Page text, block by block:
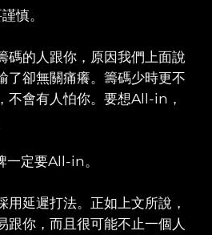
慎。
碼的人跟你，原因我們上面說
了卻無關痛癢。籌碼少時更不
不會有人怕你。要想All-in，
一定要All-in。
用延遲打法。正如上文所說，
跟你，而且很可能不止一個人